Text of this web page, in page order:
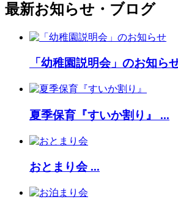
最新お知らせ・ブログ
「幼稚園説明会」のお知ら
夏季保育『すいか割り』 ...
おとまり会 ...